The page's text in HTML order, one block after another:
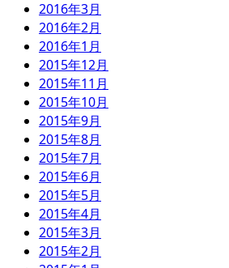
2016年3月
2016年2月
2016年1月
2015年12月
2015年11月
2015年10月
2015年9月
2015年8月
2015年7月
2015年6月
2015年5月
2015年4月
2015年3月
2015年2月